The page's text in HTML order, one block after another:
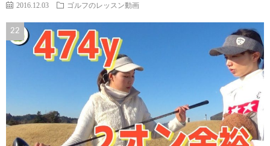
2016.12.03 ゴルフのレッスン動画